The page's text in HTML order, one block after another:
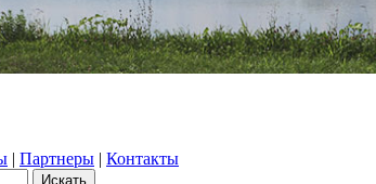
| Партнеры | Контакты